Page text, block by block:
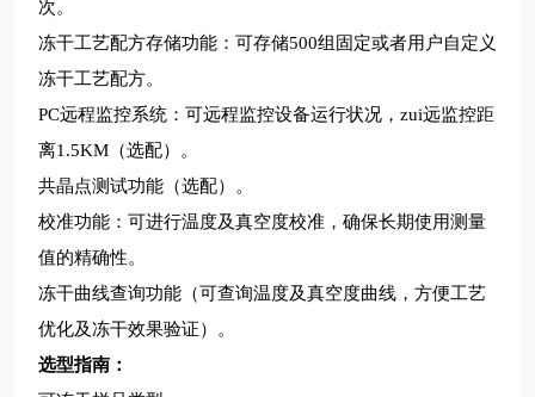
次。
冻干工艺配方存储功能：可存储500组固定或者用户自定义
冻干工艺配方。
PC远程监控系统：可远程监控设备运行状况，zui远监控距
离1.5KM（选配）。
共晶点测试功能（选配）。
校准功能：可进行温度及真空度校准，确保长期使用测量
值的精确性。
冻干曲线查询功能（可查询温度及真空度曲线，方便工艺
优化及冻干效果验证）。
选型指南：